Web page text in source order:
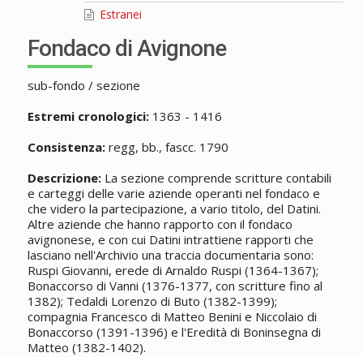
Estranei
Fondaco di Avignone
sub-fondo / sezione
Estremi cronologici:1363 - 1416
Consistenza:regg, bb., fascc. 1790
Descrizione:La sezione comprende scritture contabili
e carteggi delle varie aziende operanti nel fondaco e
che videro la partecipazione, a vario titolo, del Datini.
Altre aziende che hanno rapporto con il fondaco
avignonese, e con cui Datini intrattiene rapporti che
lasciano nell'Archivio una traccia documentaria sono:
Ruspi Giovanni, erede di Arnaldo Ruspi (1364-1367);
Bonaccorso di Vanni (1376-1377, con scritture fino al
1382); Tedaldi Lorenzo di Buto (1382-1399);
compagnia Francesco di Matteo Benini e Niccolaio di
Bonaccorso (1391-1396) e l'Eredità di Boninsegna di
Matteo (1382-1402).